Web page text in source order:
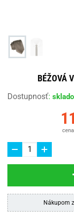
BÉŽOVÁ
Dostupnosť:
Nákupom